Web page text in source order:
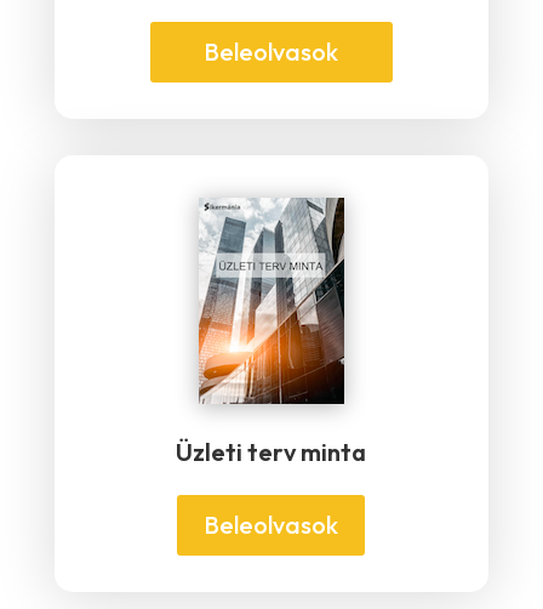
Beleolvasok
Üzleti terv minta
Beleolvasok